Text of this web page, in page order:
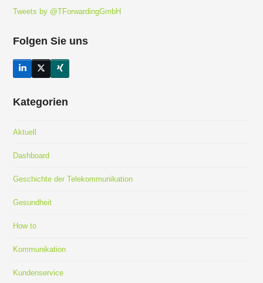
Tweets by @TForwardingGmbH
Folgen Sie uns
LinkedInTwitter
(deprecated)
Xing
Kategorien
Aktuell
Dashboard
Geschichte der Telekommunikation
Gesundheit
How to
Kommunikation
Kundenservice